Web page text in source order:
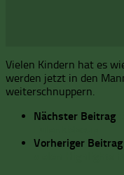
Vielen Kindern hat es
werden jetzt in den
weiterschnuppern.
Nächster Beitrag
Vorheriger Beitrag